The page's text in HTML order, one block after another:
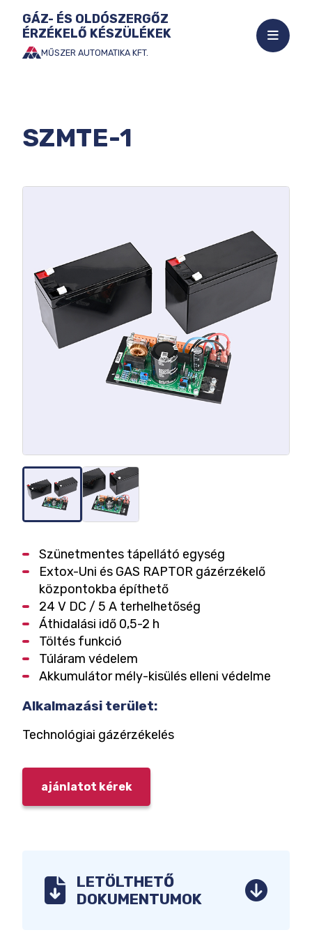
Ugrás
GÁZ- ÉS OLDÓSZERGŐZ
ÉRZÉKELŐ KÉSZÜLÉKEK
MŰSZER AUTOMATIKA KFT.
Mobil
menü
SZMTE-1
Szünetmentes tápellátó egység
Extox-Uni és GAS RAPTOR gázérzékelő
központokba építhető
24 V DC / 5 A terhelhetőség
Áthidalási idő 0,5-2 h
Töltés funkció
Túláram védelem
Akkumulátor mély-kisülés elleni védelme
Alkalmazási terület:
Technológiai gázérzékelés
ajánlatot kérek
LETÖLTHETŐ
DOKUMENTUMOK